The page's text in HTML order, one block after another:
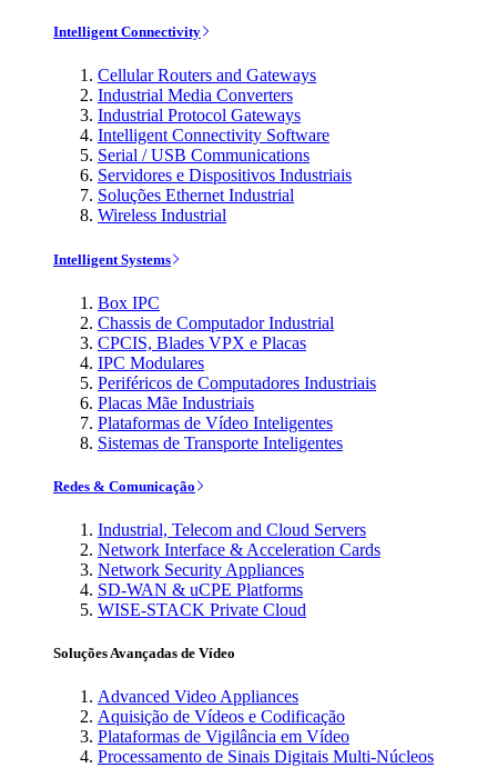
Intelligent Connectivity
Cellular Routers and Gateways
Industrial Media Converters
Industrial Protocol Gateways
Intelligent Connectivity Software
Serial / USB Communications
Servidores e Dispositivos Industriais
Soluções Ethernet Industrial
Wireless Industrial
Intelligent Systems
Box IPC
Chassis de Computador Industrial
CPCIS, Blades VPX e Placas
IPC Modulares
Periféricos de Computadores Industriais
Placas Mãe Industriais
Plataformas de Vídeo Inteligentes
Sistemas de Transporte Inteligentes
Redes & Comunicação
Industrial, Telecom and Cloud Servers
Network Interface & Acceleration Cards
Network Security Appliances
SD-WAN & uCPE Platforms
WISE-STACK Private Cloud
Soluções Avançadas de Vídeo
Advanced Video Appliances
Aquisição de Vídeos e Codificação
Plataformas de Vigilância em Vídeo
Processamento de Sinais Digitais Multi-Núcleos